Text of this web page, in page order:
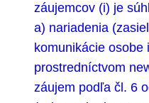
záujemcov (i) je
a) nariadenia
komunikácie osobe
prostredníctvom
záujem podľa čl. 6